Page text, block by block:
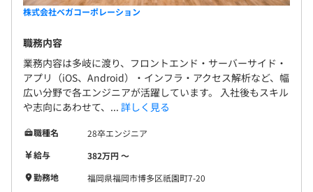
株式会社ベガコーポレーション
職務内容
業務内容は多岐に渡り、フロントエンド・サーバーサイド・
アプリ（iOS、Android）・インフラ・アクセス解析など、幅
広い分野で各エンジニアが活躍しています。 入社後もスキル
や志向にあわせて、... 詳しく見る
職種名
28卒エンジニア
給与
382万円 〜
勤務地
福岡県福岡市博多区祇園町7-20